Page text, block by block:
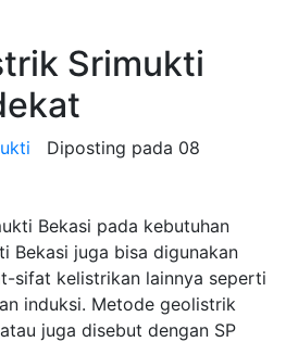
Srimukti
Diposting pada 08
Bekasi pada kebutuhan
Bekasi juga bisa digunakan
sifat kelistrikan lainnya seperti
induksi. Metode geolistrik
juga disebut dengan SP